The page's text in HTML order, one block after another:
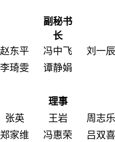
副秘书
长
赵东平 冯中飞
刘一
李琦雯 谭静娟
理事
张英 王岩
周志
郑家维 冯惠荣 吕双